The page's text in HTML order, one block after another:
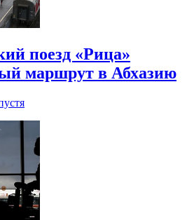
поезд «Рица»
маршрут в Абхазию